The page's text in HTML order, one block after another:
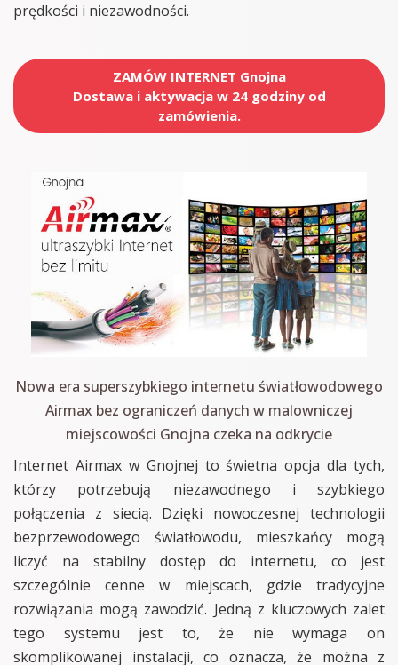
prędkości i niezawodności.
ZAMÓW INTERNET Gnojna
Dostawa i aktywacja w 24 godziny od
zamówienia.
Nowa era superszybkiego internetu światłowodowego
Airmax bez ograniczeń danych w malowniczej
miejscowości Gnojna czeka na odkrycie
Internet Airmax w Gnojnej to świetna opcja dla tych,
którzy potrzebują niezawodnego i szybkiego
połączenia z siecią. Dzięki nowoczesnej technologii
bezprzewodowego światłowodu, mieszkańcy mogą
liczyć na stabilny dostęp do internetu, co jest
szczególnie cenne w miejscach, gdzie tradycyjne
rozwiązania mogą zawodzić. Jedną z kluczowych zalet
tego systemu jest to, że nie wymaga on
skomplikowanej instalacji, co oznacza, że można z